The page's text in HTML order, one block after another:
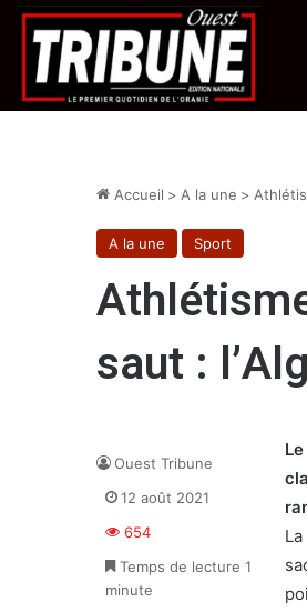
Infos en Direct: Lutte contre les
Accueil > A la une >
A la une Sport
saut :
Ouest Tribune
12 août 2021
654
Temps de lecture 1
minute